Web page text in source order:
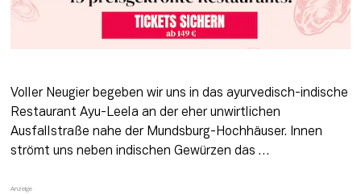
Voller Neugier begeben wir uns in das ayurvedisch-indische
Restaurant Ayu-Leela an der eher unwirtlichen
Ausfallstraße nahe der Mundsburg-Hochhäuser. Innen
strömt uns neben indischen Gewürzen das …